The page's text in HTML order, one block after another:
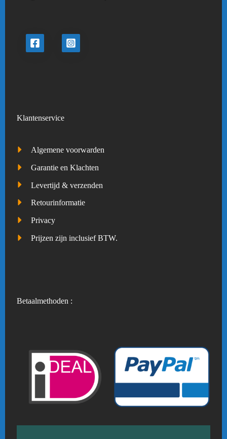
Klantenservice
Algemene voorwarden
Garantie en Klachten
Levertijd & verzenden
Retourinformatie
Privacy
Prijzen zijn inclusief BTW.
Betaalmethoden :